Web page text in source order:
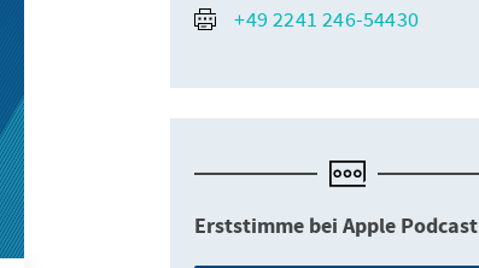
+49 2241 246-54430
Erststimme bei Apple Podcast